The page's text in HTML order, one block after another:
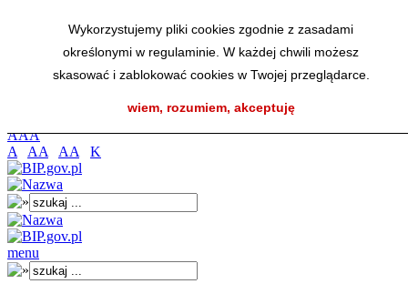
Wykorzystujemy pliki cookies zgodnie z zasadami
określonymi w regulaminie. W każdej chwili możesz
skasować i zablokować cookies w Twojej przeglądarce.
wiem, rozumiem, akceptuję
Przejdź do menu głównego
Przejdź do menu dolnego
Przejdź do mapy strony
Przejdź do wyszukiwarki
AAA
A
AA AA K
menu